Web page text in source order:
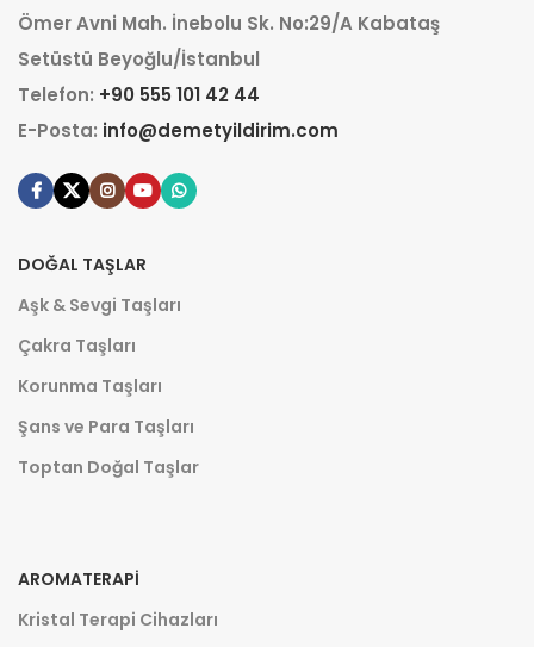
Ömer Avni Mah. İnebolu Sk. No:29/A Kabataş
Setüstü Beyoğlu/İstanbul
Telefon: +90 555 101 42 44
E-Posta: info@demetyildirim.com
DOĞAL TAŞLAR
Aşk & Sevgi Taşları
Çakra Taşları
Korunma Taşları
Şans ve Para Taşları
Toptan Doğal Taşlar
AROMATERAPI
Kristal Terapi Cihazları